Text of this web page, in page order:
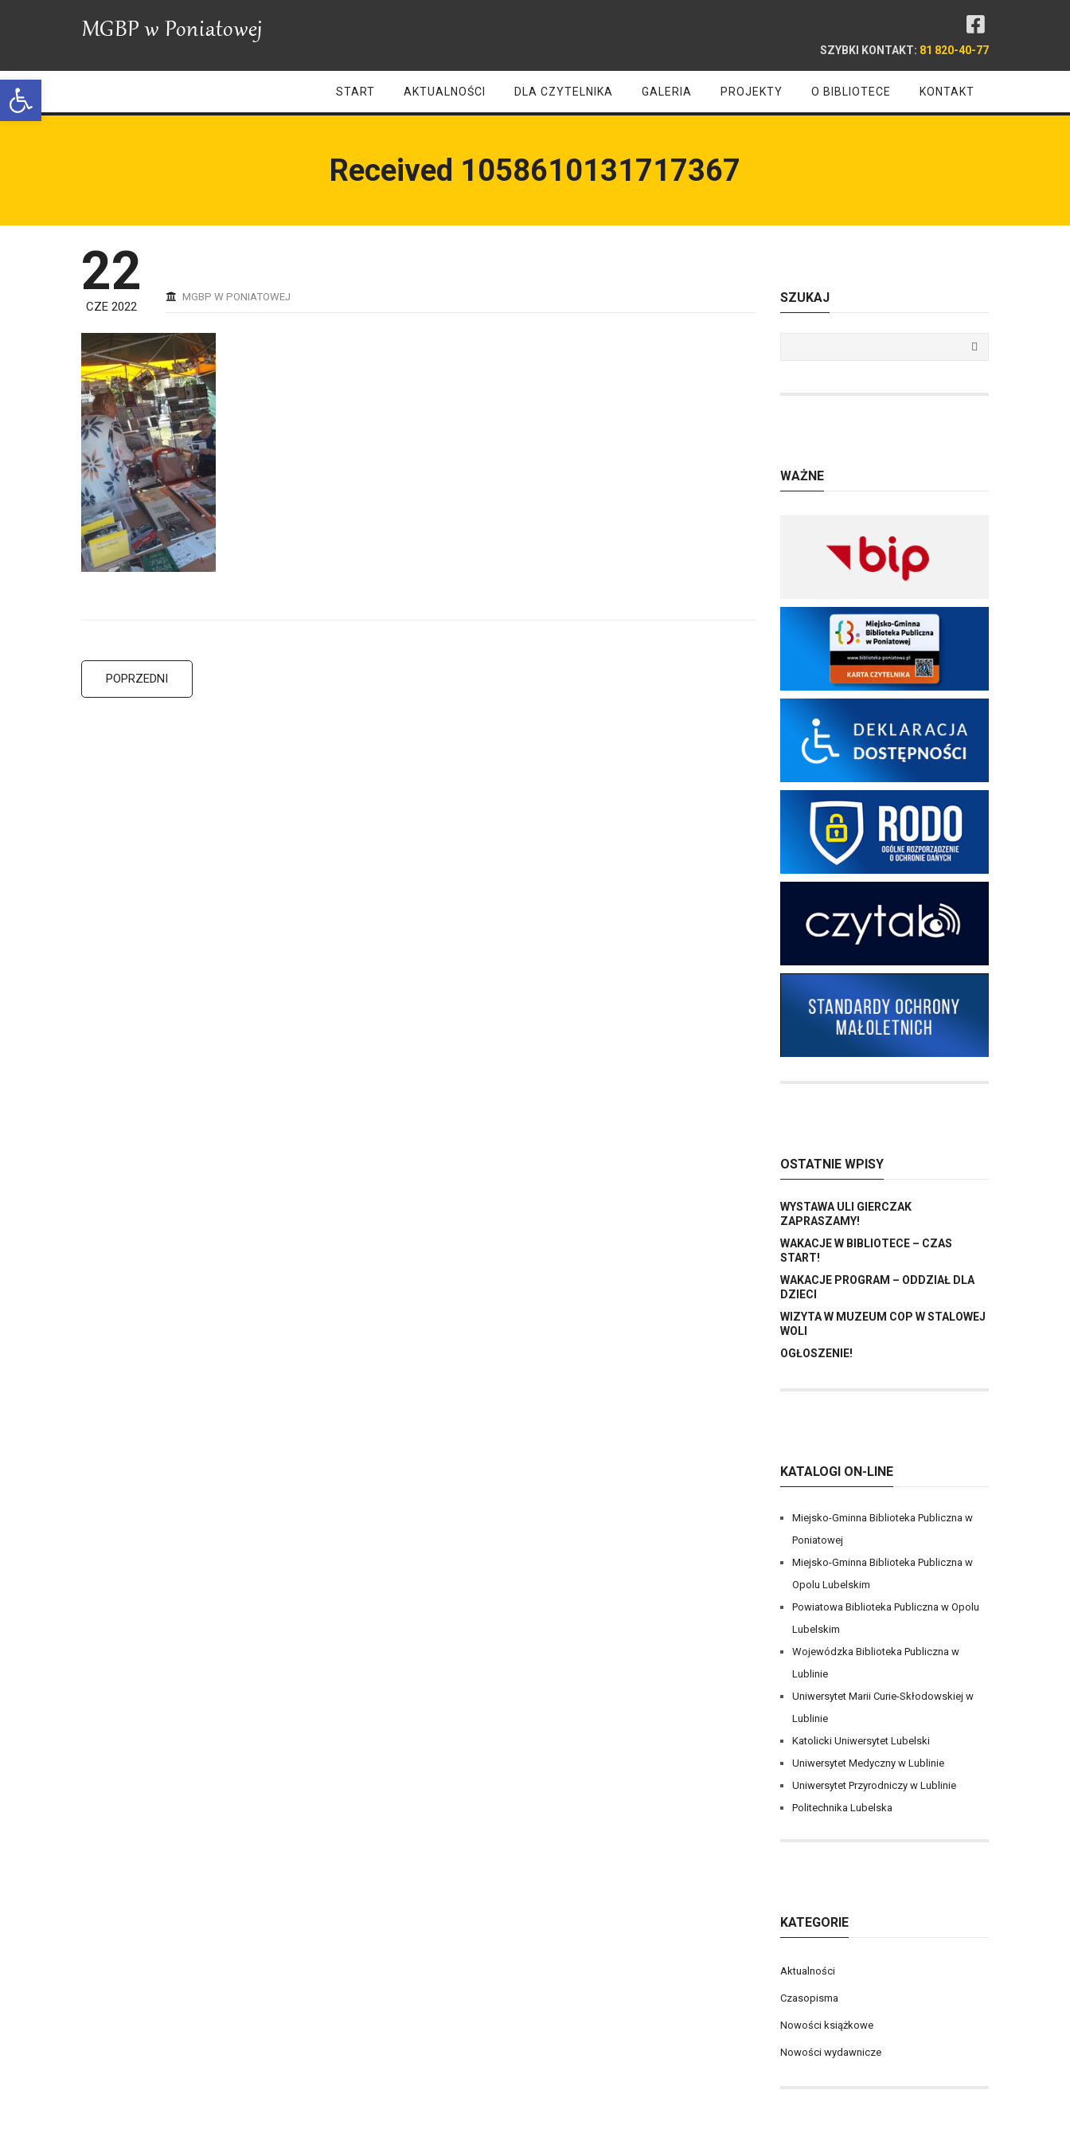
Open toolbar
SZYBKI KONTAKT: 81 820-40-77
START AKTUALNOŚCI DLA CZYTELNIKA GALERIA PROJEKTY O BIBLIOTECE KONTAKT
Received 1058610131717367
22
CZE 2022
MGBP W PONIATOWEJ
POPRZEDNI
SZUKAJ
WAŻNE
OSTATNIE WPISY
WYSTAWA ULI GIERCZAK
ZAPRASZAMY!
WAKACJE W BIBLIOTECE – CZAS
START!
WAKACJE PROGRAM – ODDZIAŁ DLA
DZIECI
WIZYTA W MUZEUM COP W STALOWEJ
WOLI
OGŁOSZENIE!
KATALOGI ON-LINE
Miejsko-Gminna Biblioteka Publiczna w
Poniatowej
Miejsko-Gminna Biblioteka Publiczna w
Opolu Lubelskim
Powiatowa Biblioteka Publiczna w Opolu
Lubelskim
Wojewódzka Biblioteka Publiczna w
Lublinie
Uniwersytet Marii Curie-Skłodowskiej w
Lublinie
Katolicki Uniwersytet Lubelski
Uniwersytet Medyczny w Lublinie
Uniwersytet Przyrodniczy w Lublinie
Politechnika Lubelska
KATEGORIE
Aktualności
Czasopisma
Nowości książkowe
Nowości wydawnicze